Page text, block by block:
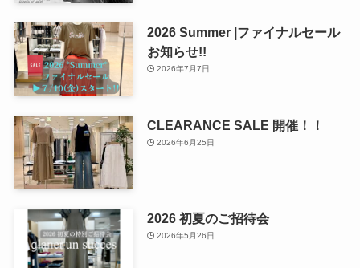
2026 Summer |ファイナルセール
お知らせ!!
2026年7月7日
CLEARANCE SALE 開催！！
2026年6月25日
2026 初夏のご招待会
2026年5月26日